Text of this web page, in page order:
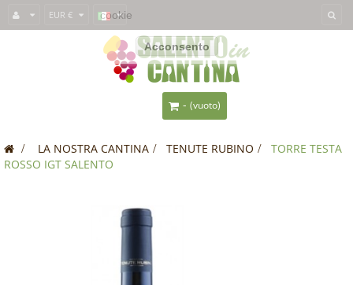
EUR €
- (vuoto)
> LA NOSTRA CANTINA > TENUTE RUBINO >
TORRE TESTA
ROSSO IGT SALENTO
Questo sito usa icookie per fornirti un'esperienza migliore. Se usi
SalentoInCantina, acconsenti all'utilizzo dei cookie.
Acconsento